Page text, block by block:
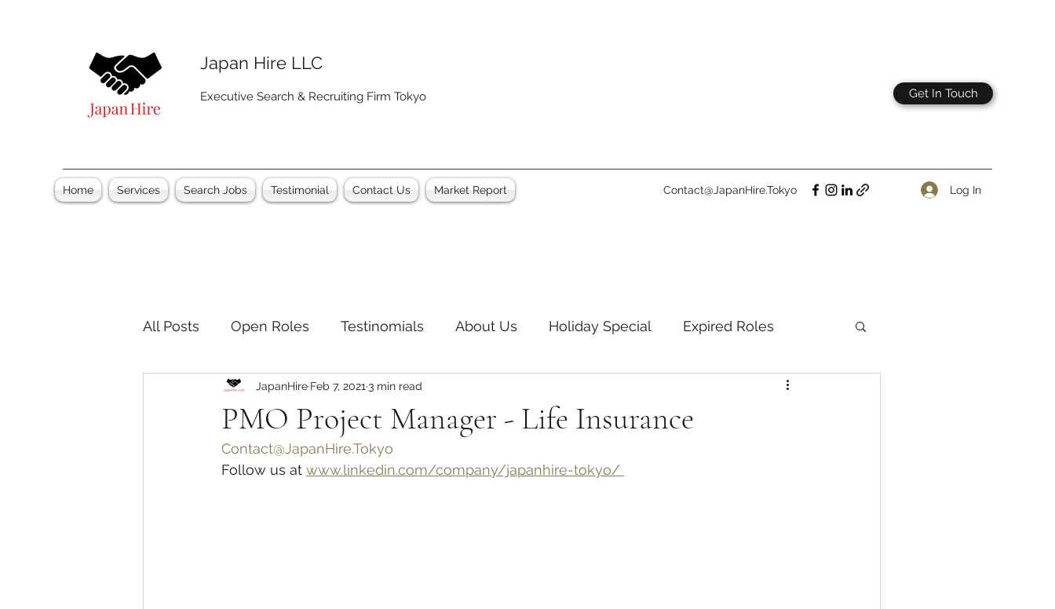
Japan Hire LLC
Executive Search & Recruiting Firm Tokyo Get In Touch
Home Services Search Jobs Testimonial Contact Us Market Report Contact@JapanHire.Tokyo Log In
All Posts Open Roles Testinomials About Us Holiday Special Expired Roles
PMO Project Manager - Life Insurance
JapanHire Feb 7, 2021 3 min read
Contact@JapanHire.Tokyo
Follow us at www.linkedin.com/company/japanhire-tokyo/